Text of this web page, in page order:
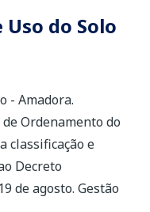
do Solo
- Amadora.
Ordenamento do
classificação e
Decreto
de agosto. Gestão